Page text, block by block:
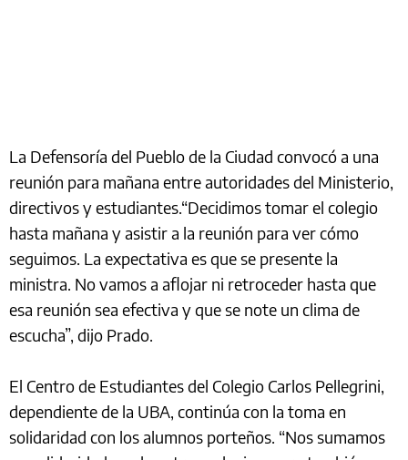
La Defensoría del Pueblo de la Ciudad convocó a una
reunión para mañana entre autoridades del Ministerio,
directivos y estudiantes.“Decidimos tomar el colegio
hasta mañana y asistir a la reunión para ver cómo
seguimos. La expectativa es que se presente la
ministra. No vamos a aflojar ni retroceder hasta que
esa reunión sea efectiva y que se note un clima de
escucha”, dijo Prado.
El Centro de Estudiantes del Colegio Carlos Pellegrini,
dependiente de la UBA, continúa con la toma en
solidaridad con los alumnos porteños. “Nos sumamos